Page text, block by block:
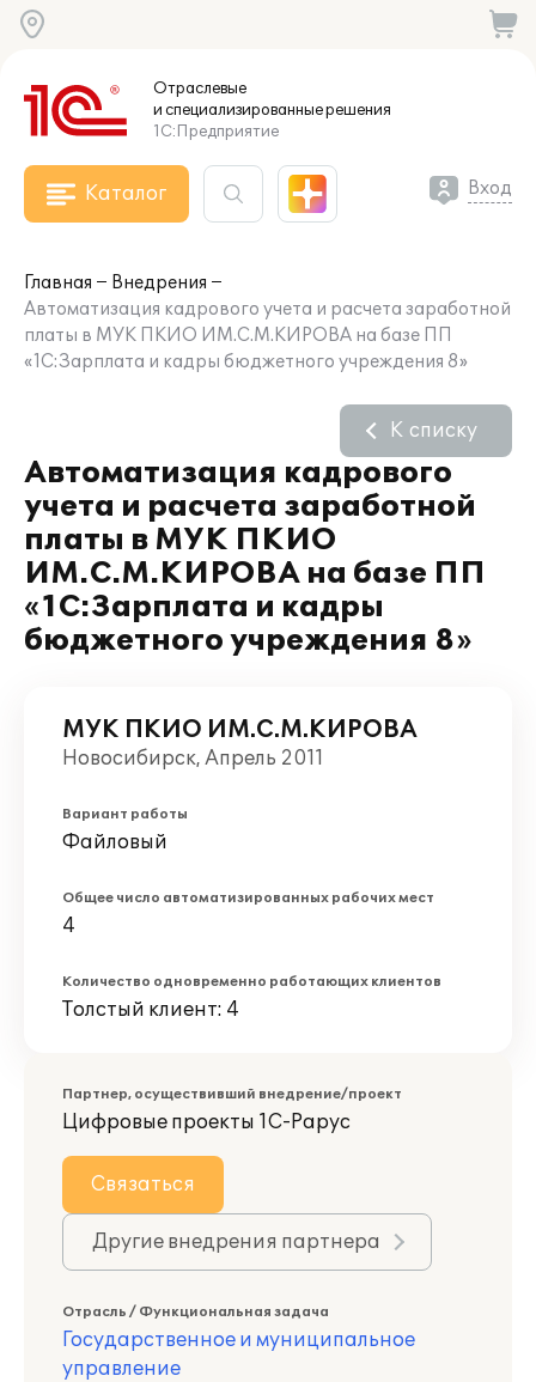
Отраслевые
и специализированныерешения
1С:Предприятие
Каталог Вход
Главная
Внедрения
Автоматизация кадрового учета и расчета заработной
платы в МУК ПКИО ИМ.С.М.КИРОВА на базе ПП
«1С:Зарплата и кадры бюджетного учреждения 8»
Автоматизация кадрового
учета и расчета заработной
платы в МУК ПКИО
ИМ.С.М.КИРОВА на базе ПП
«1С:Зарплата и кадры
бюджетного учреждения 8»
К списку
МУК ПКИО ИМ.С.М.КИРОВА
Новосибирск, Апрель 2011
Вариант работы
Файловый
Общее число автоматизированных рабочих мест
4
Количество одновременно работающих клиентов
Толстый клиент: 4
Партнер, осуществивший внедрение/проект
Цифровые проекты 1С-Рарус
Связаться
Другие внедрения партнера
Отрасль / Функциональная задача
Государственное и муниципальное
управление